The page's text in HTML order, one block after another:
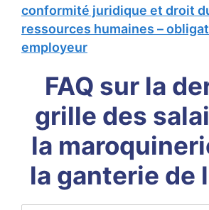
conformité juridique et droit
ressources humaines –
employeur
FAQ sur la
grille des
la
la ganterie de